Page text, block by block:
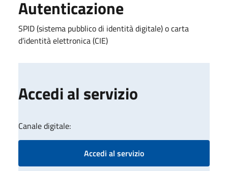
Autenticazione
SPID (sistema pubblico di identità digitale) o carta
d’identità elettronica (CIE)
Accedi al servizio
Canale digitale:
Accedi al servizio